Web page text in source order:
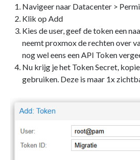
Navigeer naar Datacenter >
Klik op Add
Kies de user, geef de token een
neemt proxmox de rechten over
nog wel eens een API Token
Nu krijg je het Token Secret,
gebruiken. Deze is maar 1x